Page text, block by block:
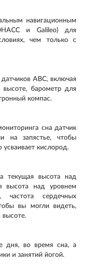
навигационным
и Galileo) для
чем только с
ABC, включая
барометр для
компас.
сна датчик
на запястье, чтобы
кислород.
текущая высота над
высота над уровнем
сердечных
вы могли видеть,
высоте.
дня, во время сна, а
и занятий йогой.